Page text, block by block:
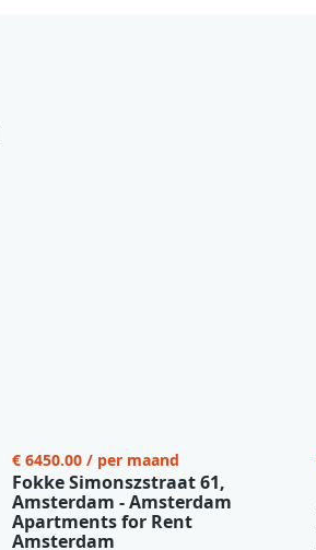
€ 6450.00 / per maand
Fokke Simonszstraat 61,
Amsterdam - Amsterdam
Apartments for Rent
Amsterdam